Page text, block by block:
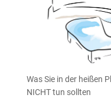
Was Sie in der heißen
NICHT tun sollten